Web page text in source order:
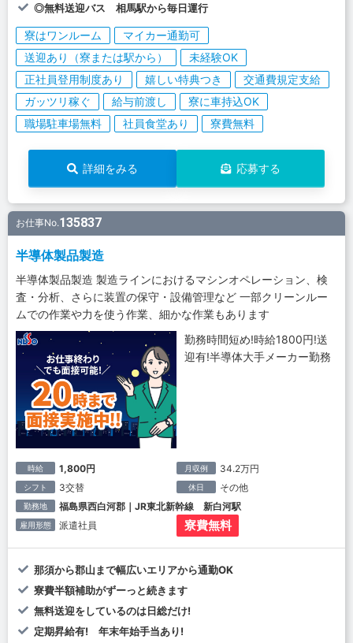
◎無料送迎バス 相馬駅から毎日運行
寮はワンルーム
マイカー通勤可
送迎あり（寮または駅から）
未経験OK
正社員登用制度あり
嬉しい特典つき
交通費規定支給
ガッツリ稼ぐ
給与前渡し
寮に車持込OK
職場駐車場無料
社員食堂あり 寮費無料
詳細をみる 応募する
お仕事No.135837
半導体製品製造
半導体製品製造 製造ラインにおけるマシンオペレーション、検
査・分析、さらに装置の保守・設備管理など 一部クリーンルー
ムでの作業や力を使う作業、細かな作業もあります
勤務時間短め!時給1800円!送
迎有!半導体大手メーカー勤務
時給 1,800円 月収例 34.2万円
シフト 3交替 休日 その他
勤務地 福島県西白河郡｜JR東北新幹線 新白河駅
雇用形態 派遣社員 寮費無料
那須から郡山まで幅広いエリアから通勤OK
寮費半額補助がずーっと続きます
無料送迎をしているのは日総だけ!
定期昇給有! 年末年始手当あり!